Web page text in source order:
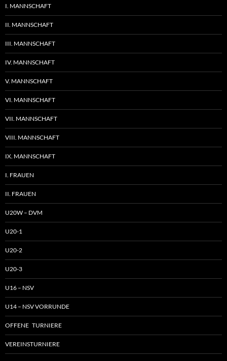
I. MANNSCHAFT
II. MANNSCHAFT
III. MANNSCHAFT
IV. MANNSCHAFT
V. MANNSCHAFT
VI. MANNSCHAFT
VII. MANNSCHAFT
VIII. MANNSCHAFT
IX. MANNSCHAFT
I. FRAUEN
II. FRAUEN
U20W – DVM
U20-1
U20-2
U20-3
U16 – NSV
U14 – NSV VORRUNDE
OFFENE TURNIERE
VEREINSTURNIERE